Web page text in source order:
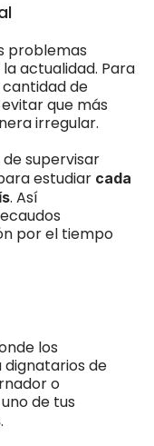
problemas
actualidad. Para
de
que más
irregular.
supervisar
estudiar cada
. Así
por el tiempo
los
dignatarios de
o
.